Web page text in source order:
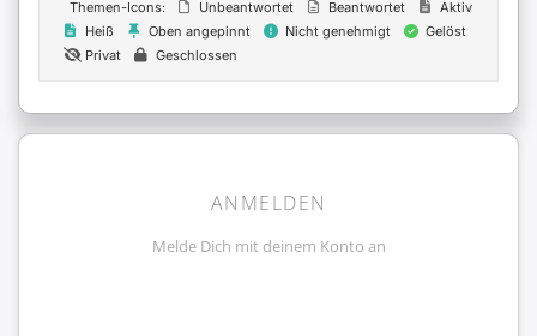
ANMELDEN
Melde Dich mit deinem Konto an
Themen-Icons: Unbeantwortet Beantwortet
Aktiv
Heiß
Oben angepinnt Nicht genehmigt
Gelöst
Privat
Geschlossen